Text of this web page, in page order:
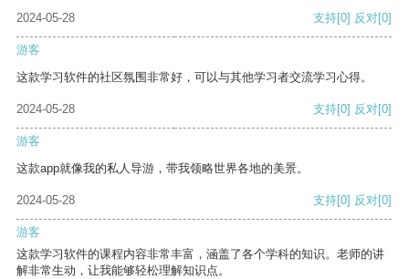
2024-05-28
支持[0] 反对[0]
游客
这款学习软件的社区氛围非常好，可以与其他学习者交流学习心得。
2024-05-28 支持[0] 反对[0]
游客
这款app就像我的私人导游，带我领略世界各地的美景。
2024-05-28 支持[0] 反对[0]
游客
这款学习软件的课程内容非常丰富，涵盖了各个学科的知识。老师的讲
解非常生动，让我能够轻松理解知识点。